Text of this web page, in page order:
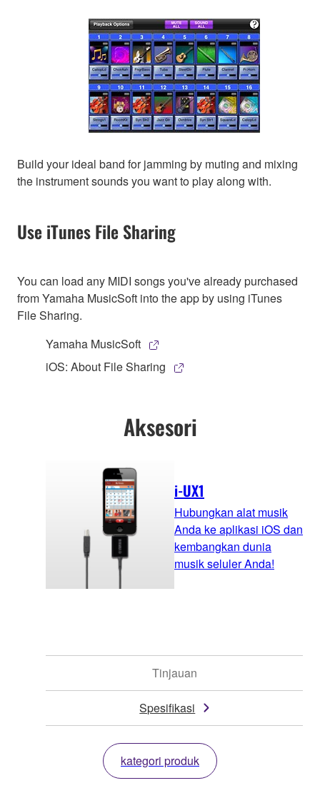
Build your ideal band for jamming by muting and mixing
the instrument sounds you want to play along with.
Use iTunes File Sharing
You can load any MIDI songs you've already purchased
from Yamaha MusicSoft into the app by using iTunes
File Sharing.
Yamaha MusicSoft
iOS: About File Sharing
Aksesori
i-UX1
Hubungkan alat musik
Anda ke aplikasi iOS dan
kembangkan dunia
musik seluler Anda!
Tinjauan
Spesifikasi
kategori produk